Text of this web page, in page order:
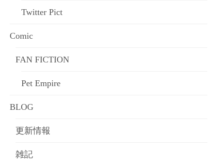
Twitter Pict
Comic
FAN FICTION
Pet Empire
BLOG
更新情報
雑記